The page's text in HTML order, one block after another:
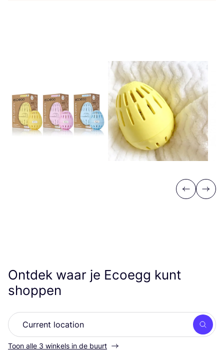
Previous
Next
Ontdek waar je Ecoegg kunt
shoppen
Zoek
Toon alle 3 winkels in de buurt